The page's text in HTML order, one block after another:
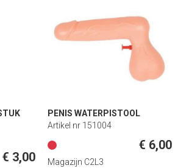
€ 3,00
PENIS WATERPISTOOL
Artikel nr 151004
€ 6,00
Magazijn C2L3